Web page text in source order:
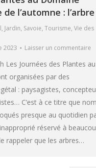
l’automne : l’arbre
, Jardin, Savoie, Tourisme, Vie des
2023 Laisser un commentaire
Les Journées des Plantes au
organisées par des
: paysagistes,
C’est à ce titre que
presque au quotidien
réservé à
rappeler que les arbres…